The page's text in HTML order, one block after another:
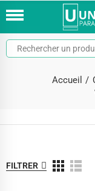
Accueil
FILTRER